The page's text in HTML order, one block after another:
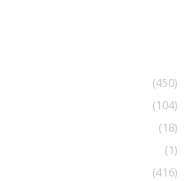
(450)
(104)
(18)
(1)
(416)